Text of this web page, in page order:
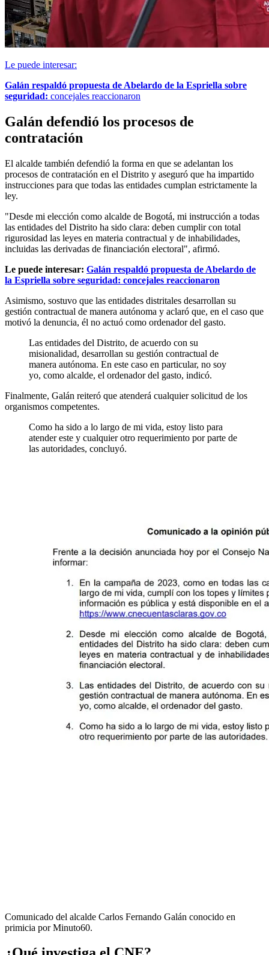
Le puede interesar:
Galán respaldó propuesta de Abelardo de la Espriella sobre
seguridad: concejales reaccionaron
Galán defendió los procesos de
contratación
El alcalde también defendió la forma en que se adelantan los
procesos de contratación en el Distrito y aseguró que ha impartido
instrucciones para que todas las entidades cumplan estrictamente la
ley.
"Desde mi elección como alcalde de Bogotá, mi instrucción a todas
las entidades del Distrito ha sido clara: deben cumplir con total
rigurosidad las leyes en materia contractual y de inhabilidades,
incluidas las derivadas de financiación electoral", afirmó.
Le puede interesar: Galán respaldó propuesta de Abelardo de
la Espriella sobre seguridad: concejales reaccionaron
Asimismo, sostuvo que las entidades distritales desarrollan su
gestión contractual de manera autónoma y aclaró que, en el caso que
motivó la denuncia, él no actuó como ordenador del gasto.
Las entidades del Distrito, de acuerdo con su
misionalidad, desarrollan su gestión contractual de
manera autónoma. En este caso en particular, no soy
yo, como alcalde, el ordenador del gasto, indicó.
Finalmente, Galán reiteró que atenderá cualquier solicitud de los
organismos competentes.
Como ha sido a lo largo de mi vida, estoy listo para
atender este y cualquier otro requerimiento por parte de
las autoridades, concluyó.
Comunicado del alcalde Carlos Fernando Galán conocido en
primicia por Minuto60.